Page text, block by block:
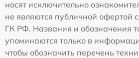
носят исключительно
не являются публичной офертой
ГК РФ. Названия и обозначения
упоминаются только в
чтобы обозначить перечень